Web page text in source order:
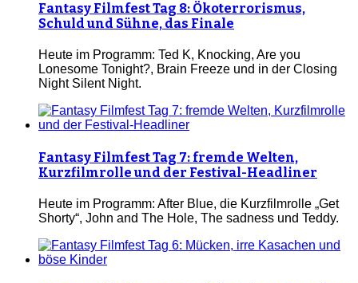
Fantasy Filmfest Tag 8: Ökoterrorismus,
Schuld und Sühne, das Finale
Heute im Programm: Ted K, Knocking, Are you
Lonesome Tonight?, Brain Freeze und in der Closing
Night Silent Night.
Fantasy Filmfest Tag 7: fremde Welten,
Kurzfilmrolle und der Festival-Headliner
Heute im Programm: After Blue, die Kurzfilmrolle „Get
Shorty“, John and The Hole, The sadness und Teddy.